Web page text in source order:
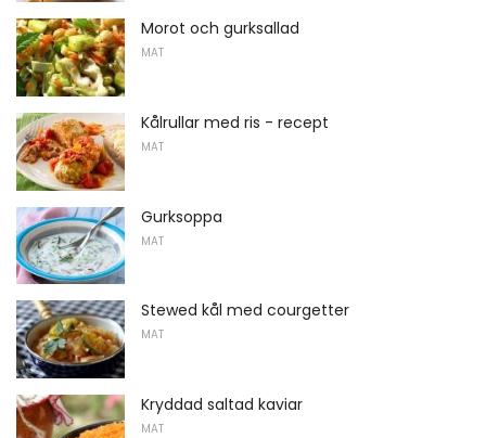
Morot och gurksallad
MAT
Kålrullar med ris - recept
MAT
Gurksoppa
MAT
Stewed kål med courgetter
MAT
Kryddad saltad kaviar
MAT